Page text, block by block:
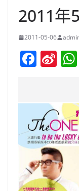
2011年
2011-05-06
F
e
b
o
o
k
Si
W
ei
b
o